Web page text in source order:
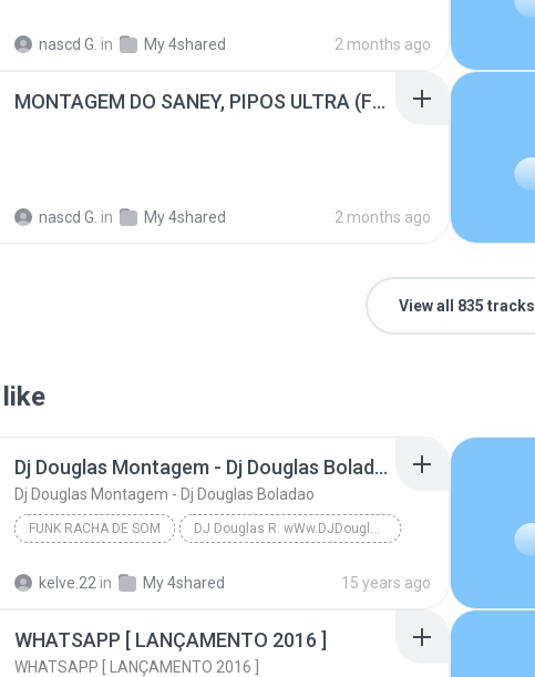
nascd G. in My 4shared 2 months ago
MONTAGEM DO SANEY, PIPOS ULTRA (FUNKPE).mp3
nascd G. in My 4shared 2 months ago
View all 835 tracks
Dj Douglas Montagem - Dj Douglas Boladao
Dj Douglas Montagem - Dj Douglas Boladao
FUNK RACHA DE SOM DJ Douglas R. wWw.DJDouglasR.Blogspot.com (32)99071077 msn djdouglasricardo@live.com
kelve.22 in My 4shared 15 years ago
WHATSAPP [ LANÇAMENTO 2016 ]
WHATSAPP [ LANÇAMENTO 2016 ]